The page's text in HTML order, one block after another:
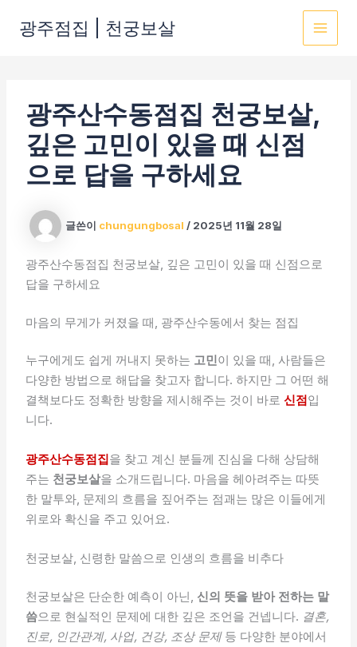
광주점집 | 천궁보살
광주산수동점집 천궁보살,
깊은 고민이 있을 때 신점
으로 답을 구하세요
글쓴이 chungungbosal/ 2025년 11월 28일
광주산수동점집 천궁보살, 깊은 고민이 있을 때 신점으로
답을 구하세요
마음의 무게가 커졌을 때, 광주산수동에서 찾는 점집
누구에게도 쉽게 꺼내지 못하는 고민이 있을 때, 사람들은
다양한 방법으로 해답을 찾고자 합니다. 하지만 그 어떤 해
결책보다도 정확한 방향을 제시해주는 것이 바로신점입
니다.
광주산수동점집을 찾고 계신 분들께 진심을 다해 상담해
주는 천궁보살을 소개드립니다. 마음을 헤아려주는 따뜻
한 말투와, 문제의 흐름을 짚어주는 점괘는 많은 이들에게
위로와 확신을 주고 있어요.
천궁보살, 신령한 말씀으로 인생의 흐름을 비추다
천궁보살은 단순한 예측이 아닌, 신의 뜻을 받아 전하는 말
씀으로 현실적인 문제에 대한 깊은 조언을 건넵니다. 결혼,
진로, 인간관계, 사업, 건강, 조상 문제등 다양한 분야에서